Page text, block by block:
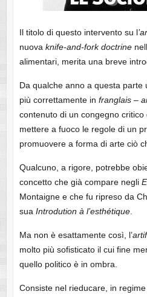
Il titolo di questo intervento su l
nuova knife-and-fork doctrine
alimentari, merita una breve
Da qualche anno a questa parte
più correttamente in franglais –
contenuto di un congegno
mettere a fuoco le regole di un
promuovere a forma di arte ciò
Qualcuno, a rigore, potrebbe
concetto che già compare negli
Montaigne e che fu ripreso da
sua Introdution à l’esthétique.
Ma non è esattamente così, l’
molto più sofisticato il cui fine
quello politico è in ombra.
Consiste nel rieducare, in